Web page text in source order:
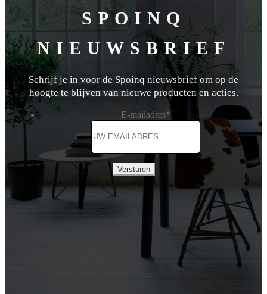
SPOINQ
NIEUWSBRIEF
Schrijf je in voor de Spoinq nieuwsbrief om op de
hoogte te blijven van nieuwe producten en acties.
E-mailadres*
Versturen